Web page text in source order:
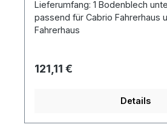
Lieferumfang: 1 Bodenblech
passend für Cabrio Fahrerhaus
Fahrerhaus
Regulärer Preis:
121,11 €
Details